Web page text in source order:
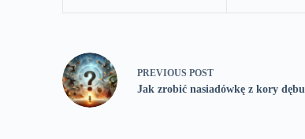
PREVIOUS POST
Jak zrobić nasiadówkę z kory dębu